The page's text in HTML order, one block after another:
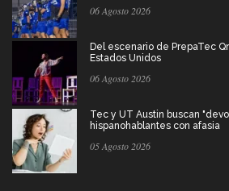
06 Agosto 2026
Del escenario de PrepaTec
Estados Unidos
06 Agosto 2026
Tec y UT Austin buscan
hispanohablantes con afasia
05 Agosto 2026